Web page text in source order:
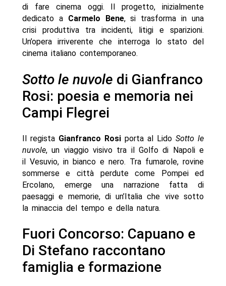
di fare cinema oggi. Il progetto, inizialmente
dedicato a Carmelo Bene, si trasforma in una
crisi produttiva tra incidenti, litigi e sparizioni.
Un’opera irriverente che interroga lo stato del
cinema italiano contemporaneo.
Sotto le nuvole di Gianfranco
Rosi: poesia e memoria nei
Campi Flegrei
Il regista Gianfranco Rosiporta al LidoSotto le
nuvole, un viaggio visivo tra il Golfo di Napoli e
il Vesuvio, in bianco e nero. Tra fumarole, rovine
sommerse e città perdute come Pompei ed
Ercolano, emerge una narrazione fatta di
paesaggi e memorie, di un’Italia che vive sotto
la minaccia del tempo e della natura.
Fuori Concorso: Capuano e
Di Stefano raccontano
famiglia e formazione